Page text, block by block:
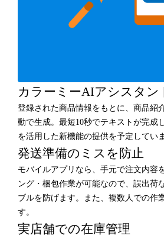
カラーミーAIアシスタン
登録された商品情報をもとに、商品紹
動で生成。最短10秒でテキストが完成
を活用した新機能の提供を予定してい
発送準備のミスを防止
モバイルアプリなら、手元で注文内容
ング・梱包作業が可能なので、誤出荷
ブルを防げます。また、複数人での作
す。
実店舗での在庫管理